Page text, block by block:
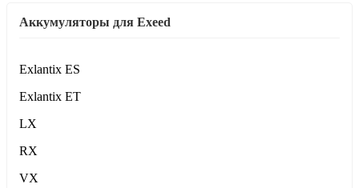
Аккумуляторы для Exeed
Exlantix ES
Exlantix ET
LX
RX
VX